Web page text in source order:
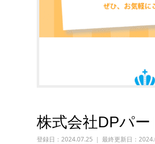
株式会社DPパ
登録日： 2024.07.25 ｜ 最終更新日：